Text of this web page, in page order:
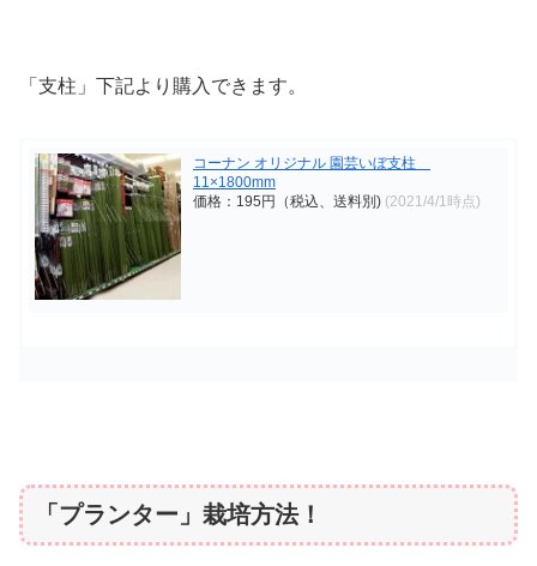
「支柱」下記より購入できます。
コーナン オリジナル 園芸いぼ支柱
11×1800mm
価格：195円（税込、送料別) (2021/4/1時点)
「プランター」栽培方法！